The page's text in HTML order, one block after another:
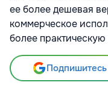
ее более дешевая
коммерческое
более